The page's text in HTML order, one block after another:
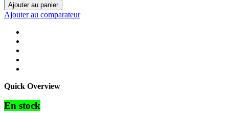
Ajouter au panier
Ajouter au comparateur
Quick Overview
En stock